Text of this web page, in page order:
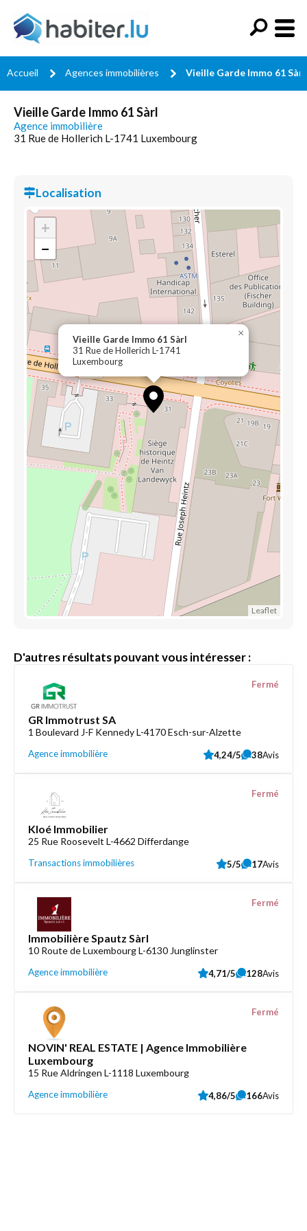
Accueil Agences immobilières Vieille Garde Immo 61 Sàrl
Vieille Garde Immo 61 Sàrl
Agence immobilière
31 Rue de Hollerich L-1741 Luxembourg
Localisation
Vieille Garde Immo 61 Sàrl
31 Rue de Hollerich L-1741
Luxembourg
×
+
−
Leaflet
D'autres résultats pouvant vous intéresser :
GR Immotrust SA
1 Boulevard J-F Kennedy L-4170 Esch-sur-Alzette
Agence immobilière
Fermé
4,24/5 38Avis
Kloé Immobilier
25 Rue Roosevelt L-4662 Differdange
Transactions immobilières
Fermé
5/5 17Avis
Immobilière Spautz Sàrl
10 Route de Luxembourg L-6130 Junglinster
Agence immobilière
Fermé
4,71/5 128Avis
NOVIN' REAL ESTATE | Agence Immobilière
Luxembourg
15 Rue Aldringen L-1118 Luxembourg
Agence immobilière
Fermé
4,86/5 166Avis